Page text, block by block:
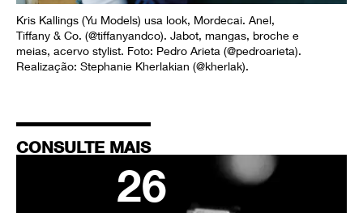
Kris Kallings (Yu Models) usa look, Mordecai. Anel,
Tiffany & Co. (@tiffanyandco). Jabot, mangas, broche e
meias, acervo stylist. Foto: Pedro Arieta (@pedroarieta).
Realização: Stephanie Kherlakian (@kherlak).
CONSULTE MAIS
26